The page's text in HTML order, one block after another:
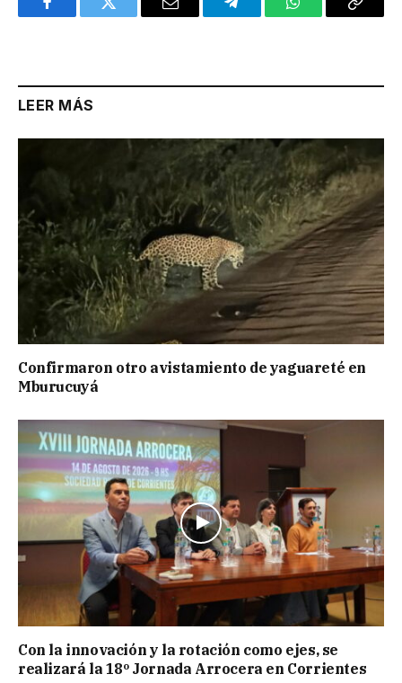
FacebookTwitter Email TelegramWhatsAppCopy
LEER MÁS
Confirmaron otro avistamiento de yaguareté en
Mburucuyá
Con la innovación y la rotación como ejes, se
realizará la 18º Jornada Arrocera en Corrientes